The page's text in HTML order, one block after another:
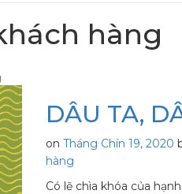
hàng
DÂU TA,
onTháng Chín 19, 2020
hàng
Có lẽ chìa khóa của